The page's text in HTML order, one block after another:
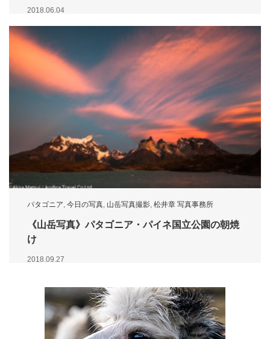
2018.06.04
パタゴニア, 今日の写真, 山岳写真撮影, 松井章 写真事務所
《山岳写真》パタゴニア・パイネ国立公園の朝焼
け
2018.09.27